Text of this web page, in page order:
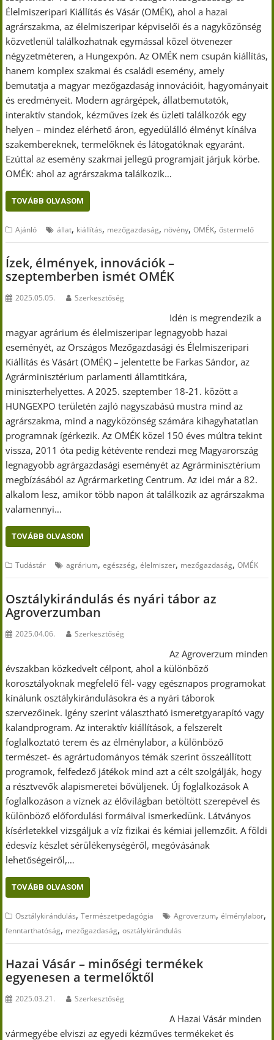
Élelmiszeripari Kiállítás és Vásár (OMÉK), ahol a hazai
agrárszakma, az élelmiszeripar képviselői és a nagyközönség
közvetlenül találkozhatnak egymással közel ötvenezer
négyzetméteren, a Hungexpón. Az OMÉK nem csupán kiállítás,
hanem komplex szakmai és családi esemény, amely
bemutatja a magyar mezőgazdaság innovációit, hagyományait
és eredményeit. Modern agrárgépek, állatbemutatók,
interaktív standok, kézműves ízek és üzleti találkozók egy
helyen – mindez elérhető áron, egyedülálló élményt kínálva
szakembereknek, termelőknek és látogatóknak egyaránt.
Ezúttal az esemény szakmai jellegű programjait járjuk körbe.
OMÉK: ahol az agrárszakma találkozik…
TOVÁBB OLVASOM
Ajánló állat, kiállítás, mezőgazdaság, növény,OMÉK,őstermelő
Ízek, élmények, innovációk –
szeptemberben ismét OMÉK
2025.05.05. Szerkesztőség
Idén is megrendezik a
magyar agrárium és élelmiszeripar legnagyobb hazai
eseményét, az Országos Mezőgazdasági és Élelmiszeripari
Kiállítás és Vásárt (OMÉK) – jelentette be Farkas Sándor, az
Agrárminisztérium parlamenti államtitkára,
miniszterhelyettes. A 2025. szeptember 18-21. között a
HUNGEXPO területén zajló nagyszabású mustra mind az
agrárszakma, mind a nagyközönség számára kihagyhatatlan
programnak ígérkezik. Az OMÉK közel 150 éves múltra tekint
vissza, 2011 óta pedig kétévente rendezi meg Magyarország
legnagyobb agrárgazdasági eseményét az Agrárminisztérium
megbízásából az Agrármarketing Centrum. Az idei már a 82.
alkalom lesz, amikor több napon át találkozik az agrárszakma
valamennyi…
TOVÁBB OLVASOM
Tudástár agrárium,egészség,élelmiszer, mezőgazdaság,OMÉK
Osztálykirándulás és nyári tábor az
Agroverzumban
2025.04.06. Szerkesztőség
Az Agroverzum minden
évszakban közkedvelt célpont, ahol a különböző
korosztályoknak megfelelő fél- vagy egésznapos programokat
kínálunk osztálykirándulásokra és a nyári táborok
szervezőinek. Igény szerint választható ismeretgyarapító vagy
kalandprogram. Az interaktív kiállítások, a felszerelt
foglalkoztató terem és az élménylabor, a különböző
természet- és agrártudományos témák szerint összeállított
programok, felfedező játékok mind azt a célt szolgálják, hogy
a résztvevők alapismeretei bővüljenek. Új foglalkozások A
foglalkozáson a víznek az élővilágban betöltött szerepével és
különböző előfordulási formáival ismerkedünk. Látványos
kísérletekkel vizsgáljuk a víz fizikai és kémiai jellemzőit. A földi
édesvíz készlet sérülékenységéről, megóvásának
lehetőségeiről,…
TOVÁBB OLVASOM
Osztálykirándulás,Természetpedagógia Agroverzum,élménylabor,
fenntarthatóság, mezőgazdaság,osztálykirándulás
Hazai Vásár – minőségi termékek
egyenesen a termelőktől
2025.03.21. Szerkesztőség
A Hazai Vásár minden
vármegyébe elviszi az egyedi kézműves termékeket és